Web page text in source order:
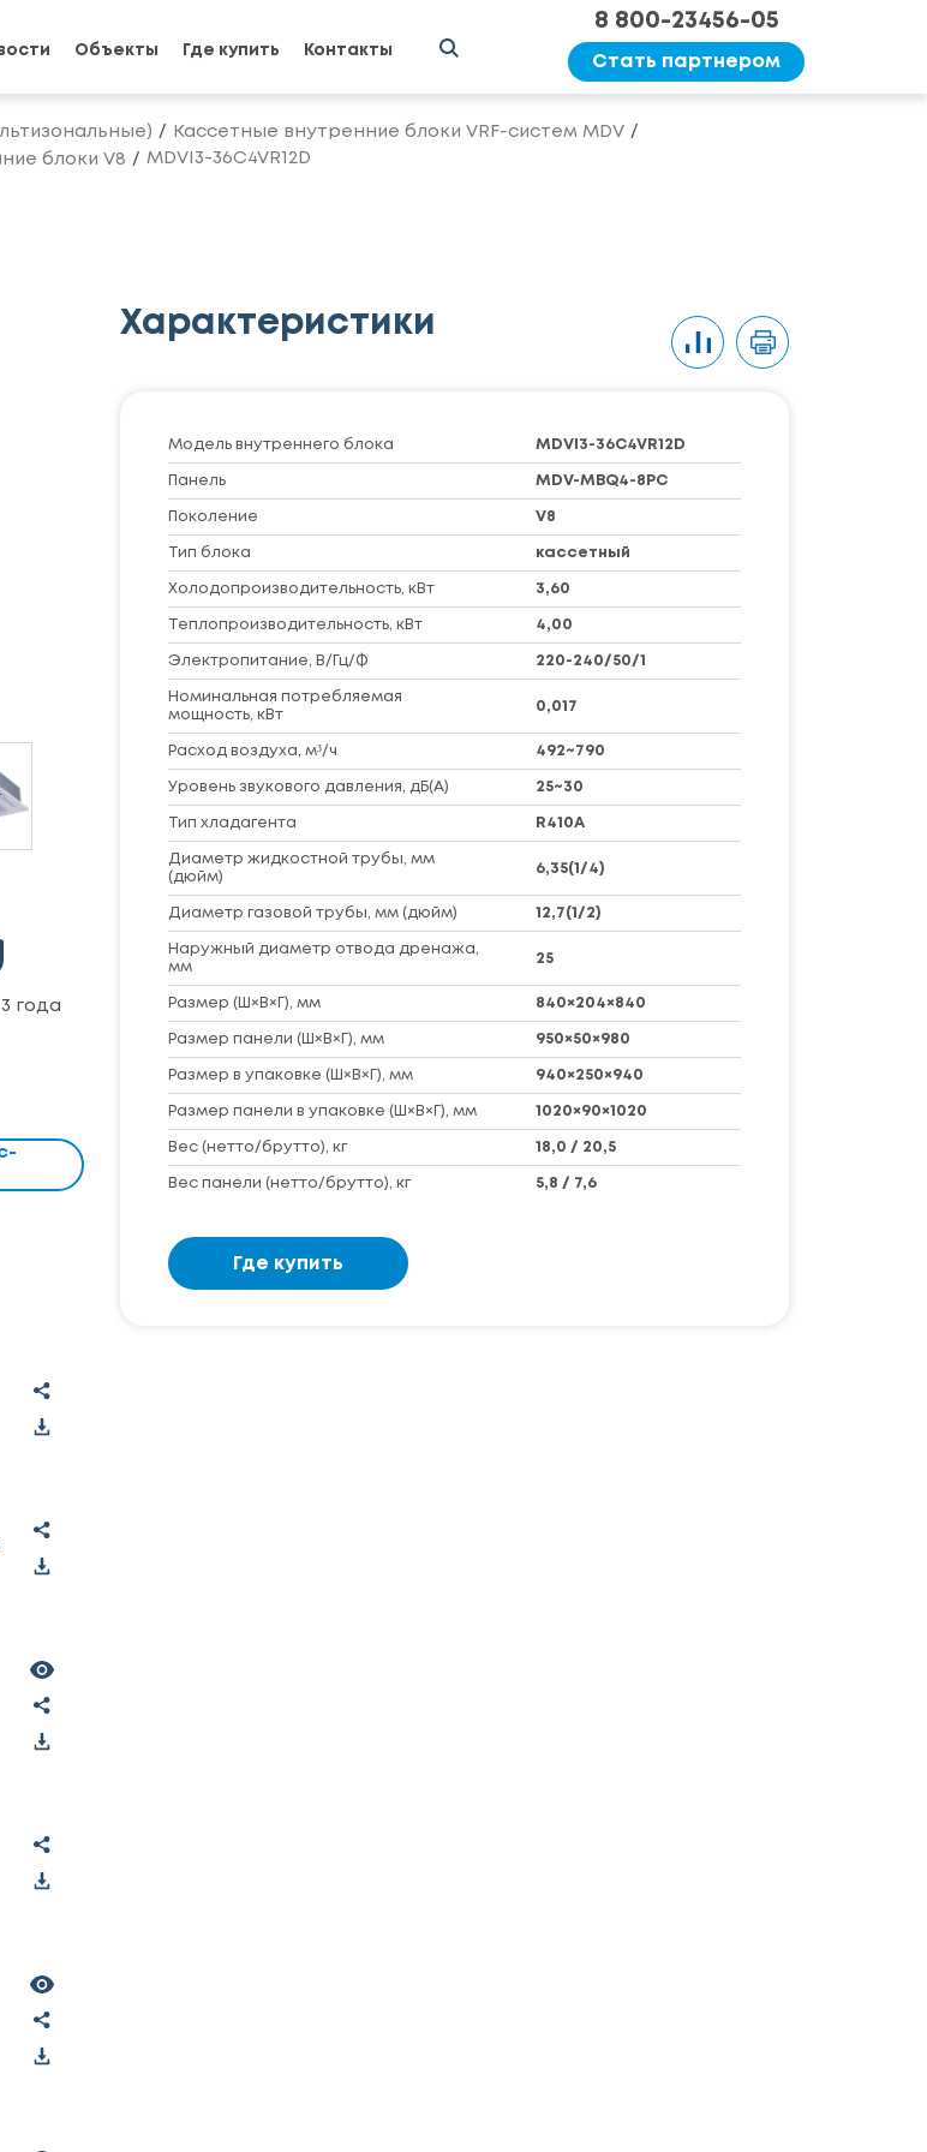
Объекты Где купить Контакты
8 800-23456-05
Стать партнером
Кассетные внутренние блоки VRF-систем MDV
блоки V8
MDVI3-36C4VR12D
года
Характеристики
Модель внутреннего блока MDVI3-36C4VR12D
Панель MDV-MBQ4-8PC
Поколение V8
Тип блока кассетный
Холодопроизводительность, кВт 3,60
Теплопроизводительность, кВт 4,00
Электропитание, В/Гц/Ф 220-240/50/1
Номинальная потребляемая
мощность, кВт
0,017
Расход воздуха, м³/ч 492~790
Уровень звукового давления, дБ(А) 25~30
Тип хладагента R410A
Диаметр жидкостной трубы, мм
(дюйм)
6,35(1/4)
Диаметр газовой трубы, мм (дюйм) 12,7(1/2)
Наружный диаметр отвода дренажа,
мм
25
Размер (Ш×В×Г), мм 840×204×840
Размер панели (Ш×В×Г), мм 950×50×980
Размер в упаковке (Ш×В×Г), мм 940×250×940
Размер панели в упаковке (Ш×В×Г), мм 1020×90×1020
Вес (нетто/брутто), кг 18,0 / 20,5
Вес панели (нетто/брутто), кг 5,8 / 7,6
Где купить